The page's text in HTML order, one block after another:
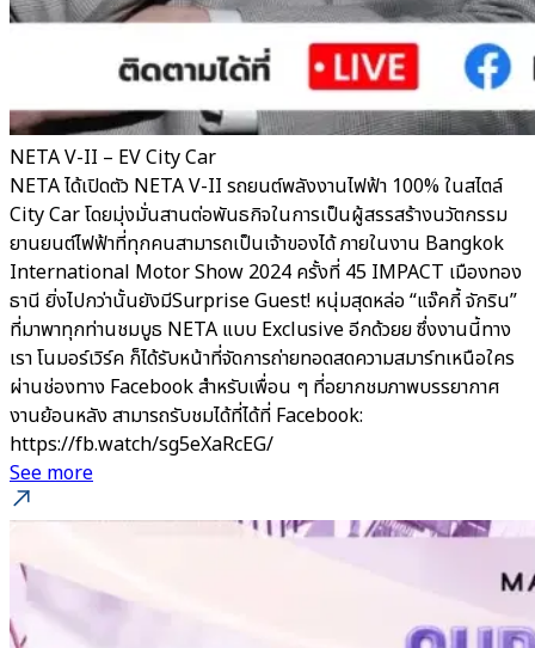
NETA V-II – EV City Car
NETA ได้เปิดตัว NETA V-II รถยนต์พลังงานไฟฟ้า 100% ในสไตล์
City Car โดยมุ่งมั่นสานต่อพันธกิจในการเป็นผู้สรรสร้างนวัตกรรม
ยานยนต์ไฟฟ้าที่ทุกคนสามารถเป็นเจ้าของได้ ภายในงาน Bangkok
International Motor Show 2024 ครั้งที่ 45 IMPACT เมืองทอง
ธานี ยิ่งไปกว่านั้นยังมีSurprise Guest! หนุ่มสุดหล่อ “แจ๊คกี้ จักริน”
ที่มาพาทุกท่านชมบูธ NETA แบบ Exclusive อีกด้วยย ซึ่งงานนี้ทาง
เรา โนมอร์เวิร์ค ก็ได้รับหน้าที่จัดการถ่ายทอดสดความสมาร์ทเหนือใคร
ผ่านช่องทาง Facebook สำหรับเพื่อน ๆ ที่อยากชมภาพบรรยากาศ
งานย้อนหลัง สามารถรับชมได้ที่ได้ที่ Facebook:
https://fb.watch/sg5eXaRcEG/
See more